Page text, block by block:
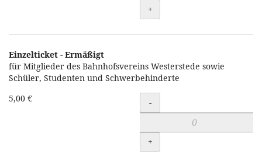
+
Einzelticket - Ermäßigt
für Mitglieder des Bahnhofsvereins Westerstede sowie
Schüler, Studenten und Schwerbehinderte
5,00 €
Menge
-
+